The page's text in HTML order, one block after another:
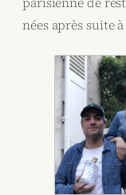
nées après suite